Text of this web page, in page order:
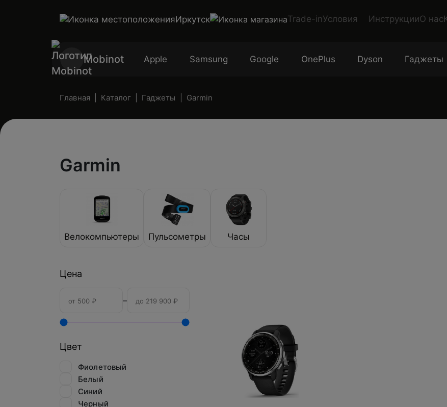
Иркутск Trade-inУсловия ИнструкцииО нас
Mobinot Apple Samsung Google OnePlus Dyson Гаджеты
Главная Каталог Гаджеты Garmin
Garmin
Велокомпьютеры Пульсометры Часы
Цена
–
Цвет
Фиолетовый
Белый
Синий
Черный